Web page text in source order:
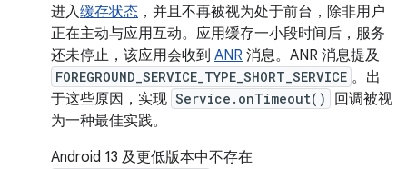
进入缓存状态 ，并且不再被视为处于前台，除非用户
正在主动与应用互动。应用缓存一小段时间后，服务
还未停止，该应用会收到 ANR 消息。ANR 消息提及
FOREGROUND_SERVICE_TYPE_SHORT_SERVICE 。出
于这些原因，实现 Service.onTimeout()
回调被视
为一种最佳实践。
Android 13 及更低版本中不存在